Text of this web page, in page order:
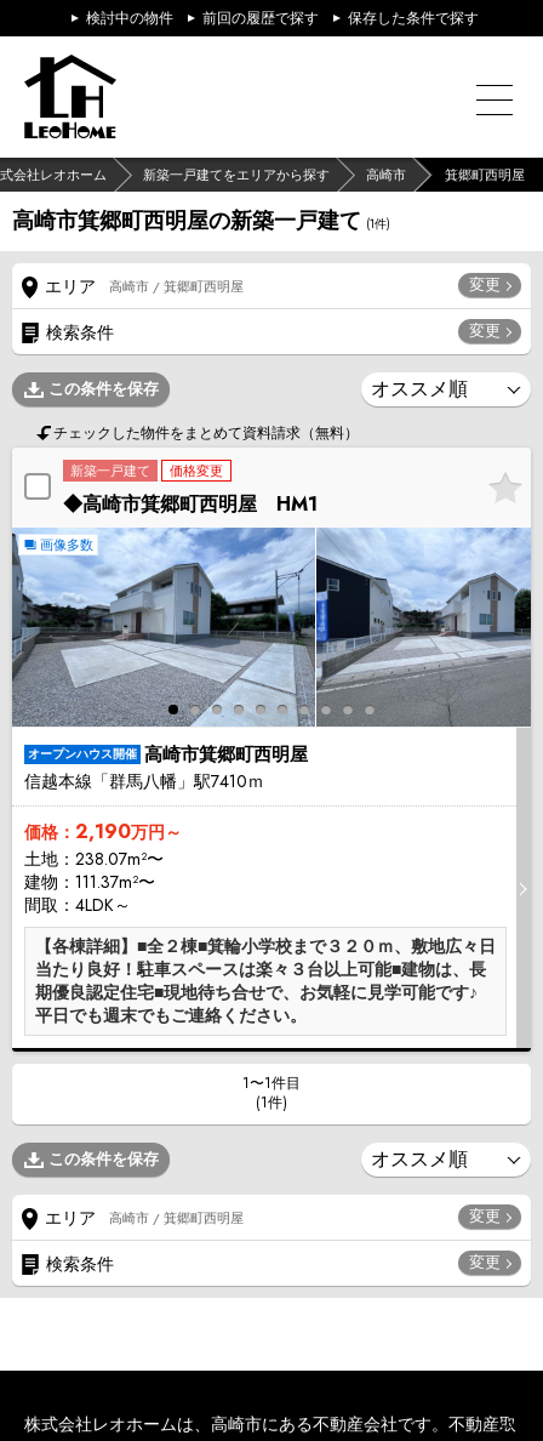
検討中の物件 前回の履歴で探す 保存した条件で探す
会社レオホーム 新築一戸建てをエリアから探す 高崎市 箕郷町西明屋
高崎市箕郷町西明屋の新築一戸建て (1件)
エリア 高崎市 / 箕郷町西明屋 変更
検索条件 変更
この条件を保存
チェックした物件をまとめて資料請求（無料）
新築一戸建て 価格変更
◆高崎市箕郷町西明屋 HM1
画像多数
オープンハウス開催 高崎市箕郷町西明屋
信越本線「群馬八幡」駅7410ｍ
価格： 2,190万円～
土地：238.07m²〜
建物：111.37m²〜
間取：4LDK～
【各棟詳細】■全２棟■箕輪小学校まで３２０ｍ、敷地広々日
当たり良好！駐車スペースは楽々３台以上可能■建物は、長
期優良認定住宅■現地待ち合せで、お気軽に見学可能です♪
平日でも週末でもご連絡ください。
1〜1件目
(1件)
この条件を保存
エリア 高崎市 / 箕郷町西明屋 変更
検索条件 変更
株式会社レオホームは、高崎市にある不動産会社です。不動産取